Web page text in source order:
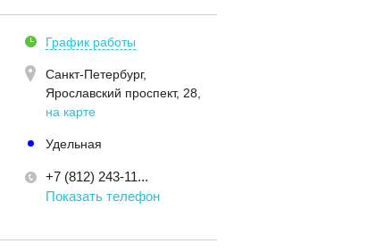
График работы
Санкт-Петербург,
Ярославский проспект, 28
на карте
Удельная
+7 (812) 243-11...
Показать телефон